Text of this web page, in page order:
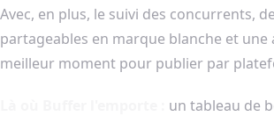
Avec, en plus, le suivi des concurrents,
partageables en marque blanche et une
meilleur moment pour publier par
un tableau de